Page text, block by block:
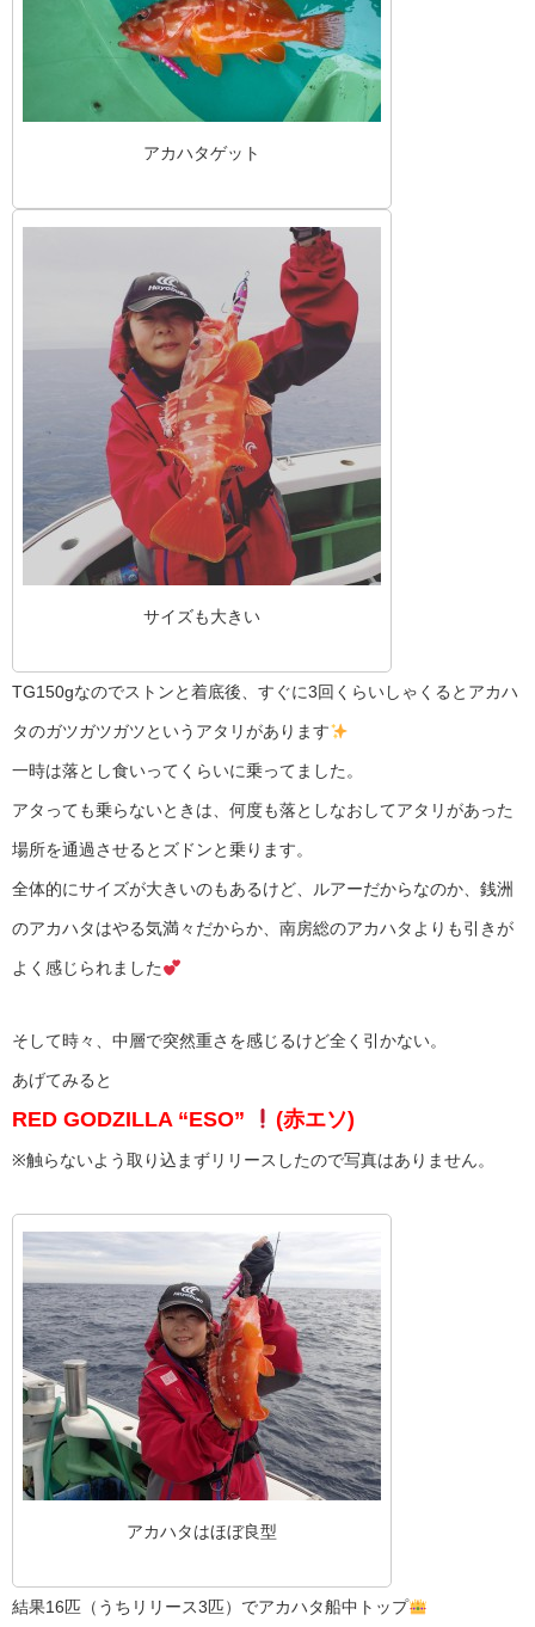
アカハタゲット
サイズも大きい
TG150gなのでストンと着底後、すぐに3回くらいしゃくるとアカハ
タのガツガツガツというアタリがあります
一時は落とし食いってくらいに乗ってました。
アタっても乗らないときは、何度も落としなおしてアタリがあった
場所を通過させるとズドンと乗ります。
全体的にサイズが大きいのもあるけど、ルアーだからなのか、銭洲
のアカハタはやる気満々だからか、南房総のアカハタよりも引きが
よく感じられました
そして時々、中層で突然重さを感じるけど全く引かない。
あげてみると
RED GODZILLA “ESO” (赤エソ)
※触らないよう取り込まずリリースしたので写真はありません。
アカハタはほぼ良型
結果16匹（うちリリース3匹）でアカハタ船中トップ